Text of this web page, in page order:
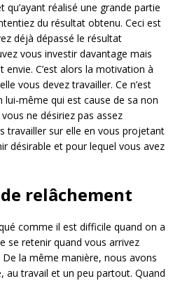
qu’ayant réalisé une grande partie
du résultat obtenu. Ceci est
déjà dépassé le résultat
vous investir davantage mais
envie. C’est alors la motivation à
vous devez travailler. Ce n’est
lui-même qui est cause de sa non
ne désiriez pas assez
travailler sur elle en vous projetant
désirable et pour lequel vous avez
relâchement
comme il est difficile quand on a
se retenir quand vous arrivez
la même manière, nous avons
au travail et un peu partout. Quand